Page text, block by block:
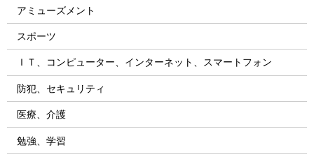
アミューズメント
スポーツ
ＩＴ、コンピューター、インターネット、スマートフォン
防犯、セキュリティ
医療、介護
勉強、学習